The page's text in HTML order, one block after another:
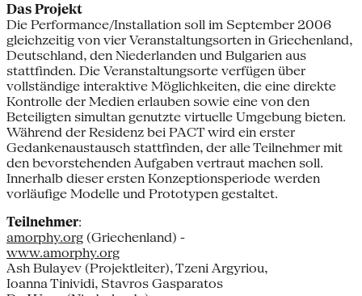
Das Projekt
Die Performance/Installation soll im September 2006
gleichzeitig von vier Veranstaltungsorten in Griechenland,
Deutschland, den Niederlanden und Bulgarien aus
stattfinden. Die Veranstaltungsorte verfügen über
vollständige interaktive Möglichkeiten, die eine direkte
Kontrolle der Medien erlauben sowie eine von den
Beteiligten simultan genutzte virtuelle Umgebung bieten.
Während der Residenz bei PACT wird ein erster
Gedankenaustausch stattfinden, der alle Teilnehmer mit
den bevorstehenden Aufgaben vertraut machen soll.
Innerhalb dieser ersten Konzeptionsperiode werden
vorläufige Modelle und Prototypen gestaltet.
Teilnehmer:
amorphy.org (Griechenland) -
www.amorphy.org
Ash Bulayev (Projektleiter), Tzeni Argyriou,
Ioanna Tinividi, Stavros Gasparatos